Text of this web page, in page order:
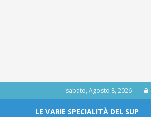
sabato, Agosto 8, 2026
LE VARIE SPECIALITÀ DEL SUP